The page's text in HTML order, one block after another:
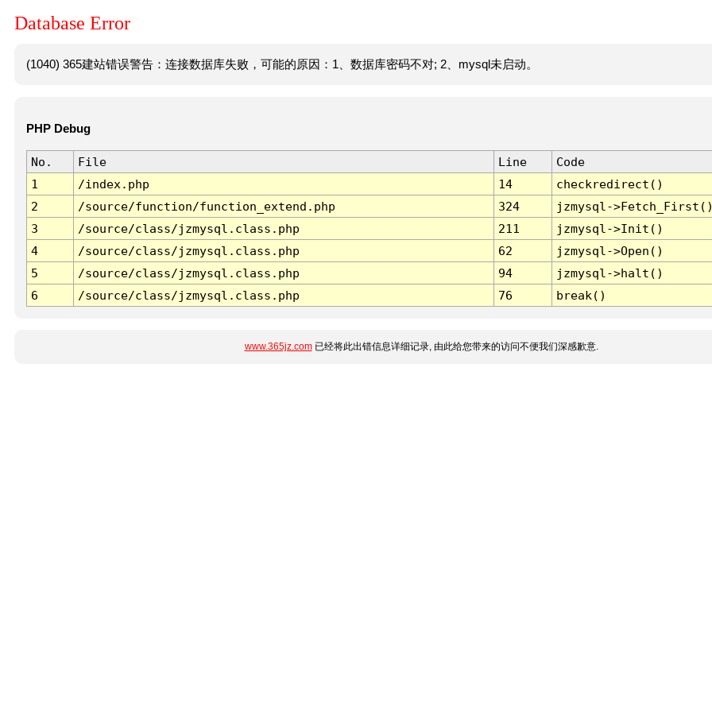
Database Error
(1040) 365建站错误警告：连接数据库失败，可能的原因：1、数据库密码不对; 2、mysql未启动。
PHP Debug
No. File Line
Code
1
/index.php 14
checkredirect()
2
/source/function/function_extend.php 324
jzmysql-
3
/source/class/jzmysql.class.php 211
jzmysql->Init()
4
/source/class/jzmysql.class.php 62
jzmysql->Open()
5
/source/class/jzmysql.class.php 94
jzmysql->halt()
6
/source/class/jzmysql.class.php 76 break()
www.365jz.com已经将此出错信息详细记录, 由此给您带来的访问不便我们深感歉意.